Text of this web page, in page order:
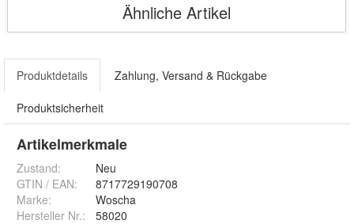
Ähnliche Artikel
Produktdetails Zahlung, Versand & Rückgabe
Produktsicherheit
Artikelmerkmale
Zustand:
Neu
GTIN / EAN:
8717729190708
Marke:
Woscha
Hersteller Nr.:
58020